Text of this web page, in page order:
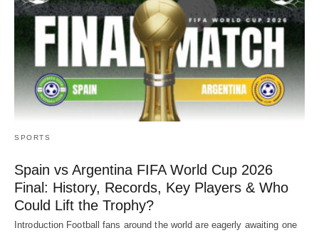
SPORTS
Spain vs Argentina FIFA World Cup 2026
Final: History, Records, Key Players & Who
Could Lift the Trophy?
Introduction Football fans around the world are eagerly awaiting one